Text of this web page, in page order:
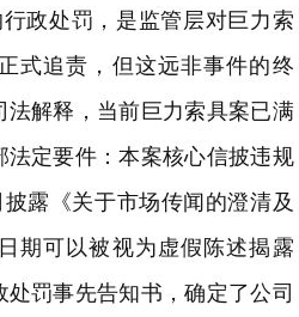
政处罚，是监管层对巨力索
式追责，但这远非事件的终
解释，当前巨力索具案已满
定要件：本案核心信披违规
露《关于市场传闻的澄清及
期可以被视为虚假陈述揭露
罚事先告知书，确定了公司